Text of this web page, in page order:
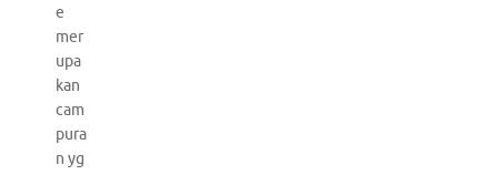
e
mer
upa
kan
cam
pura
n yg